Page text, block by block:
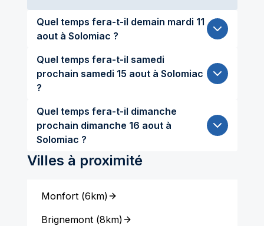
Quel temps fera-t-il demain mardi 11
aout à Solomiac ?
Quel temps fera-t-il samedi
prochain samedi 15 aout à Solomiac
?
Quel temps fera-t-il dimanche
prochain dimanche 16 aout à
Solomiac ?
Villes à proximité
Monfort(6km)
Brignemont(8km)